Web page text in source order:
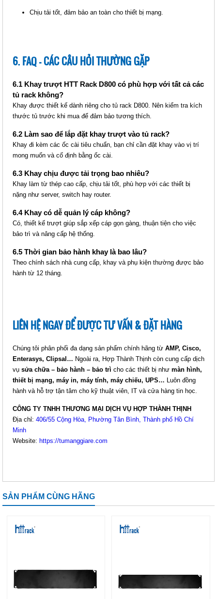
THANH NGUỒN PDU UNIVERSAL
CHẤU (HTTP-PDU12PUK)
Mã sản phẩm: MT-HTTP-
PDU12PUK
THANH NGUỒN PDU UNIVERSAL
6 PORT - PHÍCH CẮM C14 (HTTP-
Mã sản phẩm: MT-HTTP-
THANH NGUỒN PDU UNIVERSAL
6 PORT - PHÍCH CẮM UK 3 CHẤU
(HTTP-PDU6PUK)
Giá: 630,000 VNĐ
Mã sản phẩm: MT-HTTP-PDU6PUK
D1000 (HTTP-FT1000)
Chịu tải tốt, đảm bảo an toàn cho thiết bị mạng.
6. FAQ – CÁC CÂU HỎI THƯỜNG GẶP
6.1 Khay trượt HTT Rack D800 có phù hợp với tất cả các
tủ rack không?
Khay được thiết kế dành riêng cho tủ rack D800. Nên kiểm tra kích
thước tủ trước khi mua để đảm bảo tương thích.
6.2 Làm sao để lắp đặt khay trượt vào tủ rack?
Khay đi kèm các ốc cài tiêu chuẩn, bạn chỉ cần đặt khay vào vị trí
mong muốn và cố định bằng ốc cài.
6.3 Khay chịu được tải trọng bao nhiêu?
Khay làm từ thép cao cấp, chịu tải tốt, phù hợp với các thiết bị
nặng như server, switch hay router.
6.4 Khay có dễ quản lý cáp không?
Có, thiết kế trượt giúp sắp xếp cáp gọn gàng, thuận tiện cho việc
bảo trì và nâng cấp hệ thống.
6.5 Thời gian bảo hành khay là bao lâu?
Theo chính sách nhà cung cấp, khay và phụ kiện thường được bảo
hành từ 12 tháng.
LIÊN HỆ NGAY ĐỂ ĐƯỢC TƯ VẤN & ĐẶT HÀNG
Chúng tôi phân phối đa dạng sản phẩm chính hãng từ AMP, Cisco,
Enterasys, Clipsal… Ngoài ra, Hợp Thành Thịnh còn cung cấp dịch
vụ sửa chữa – bảo hành – bảo trì cho các thiết bị như màn hình,
thiết bị mạng, máy in, máy tính, máy chiếu, UPS… Luôn đồng
hành và hỗ trợ tận tâm cho kỹ thuật viên, IT và cửa hàng tin học.
CÔNG TY TNHH THƯƠNG MẠI DỊCH VỤ HỢP THÀNH THỊNH
Địa chỉ: 406/55 Cộng Hòa, Phường Tân Bình, Thành phố Hồ Chí
Minh
Website: https://tumanggiare.com
SẢN PHẨM CÙNG HÃNG